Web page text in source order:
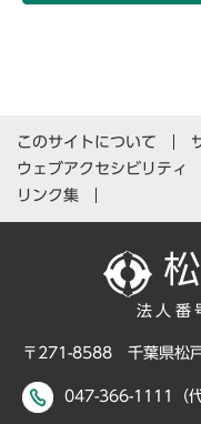
このサイトについて
ウェブアクセシビリティ
リンク集
法人
〒271-8588 千葉県松
047-366-1111（代